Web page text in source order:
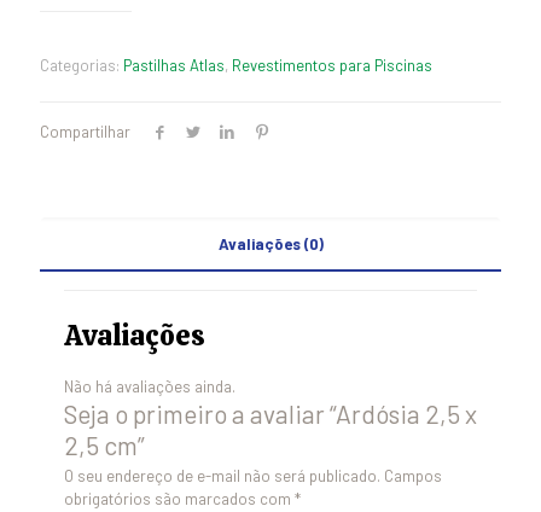
Categorias: Pastilhas Atlas, Revestimentos para Piscinas
Compartilhar
Avaliações (0)
Avaliações
Não há avaliações ainda.
Seja o primeiro a avaliar “Ardósia 2,5 x
2,5 cm”
O seu endereço de e-mail não será publicado. Campos
obrigatórios são marcados com *